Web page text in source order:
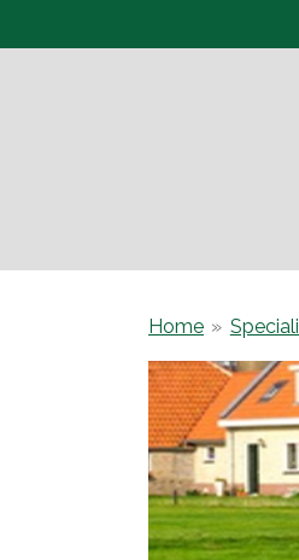
direct
Home »